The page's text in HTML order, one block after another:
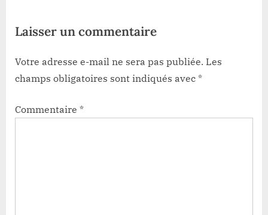
Laisser un commentaire
Votre adresse e-mail ne sera pas publiée. Les
champs obligatoires sont indiqués avec *
Commentaire *